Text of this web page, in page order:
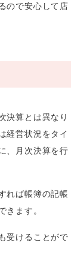
ので安心して店
決算とは異なり
経営状況をタイ
、月次決算を行
れば帳簿の記帳
きます。
受けることがで